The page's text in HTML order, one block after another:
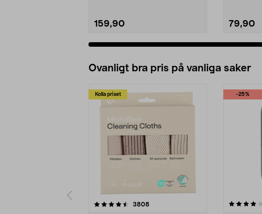
159,90 79,90
Ovanligt bra pris på vanliga saker
Kolla priset
3808recensioner
-25%
4.0av 5 stjärnor